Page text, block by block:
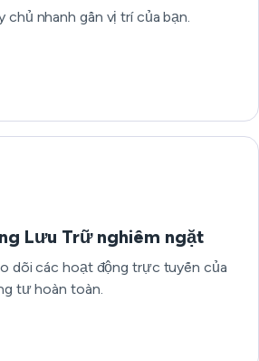
chủ nhanh gần vị trí của bạn.
Lưu Trữ nghiêm ngặt
dõi các hoạt động trực tuyến của
tư hoàn toàn.